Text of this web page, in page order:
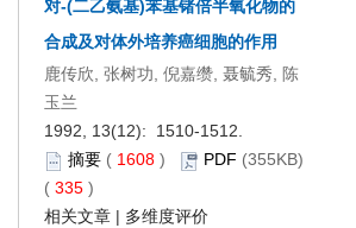
对-(二乙氨基)苯基锗倍半氧化物的
合成及对体外培养癌细胞的作用
鹿传欣, 张树功, 倪嘉缵, 聂毓秀, 陈
玉兰
1992, 13(12): 1510-1512.
摘要 ( 1608 ) PDF (355KB)
( 335 )
相关文章 | 多维度评价